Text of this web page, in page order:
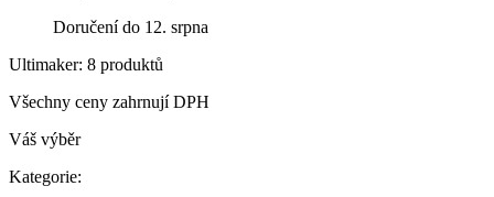
Doručení do 12. srpna
Ultimaker: 8 produktů
Všechny ceny zahrnují DPH
Váš výběr
Kategorie: